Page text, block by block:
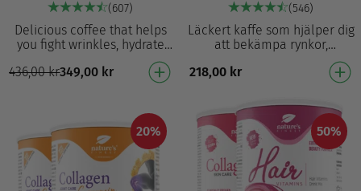
(607)
Delicious coffee that helps
you fight wrinkles, hydrate
your skin, protects cells from
oxidative damage and
436,00kr349,00 kr
(546)
Läckert kaffe som hjälper dig
att bekämpa rynkor,
återfuktar huden, skyddar
cellerna från oxidativ skada
218,00 kr
20% 50%